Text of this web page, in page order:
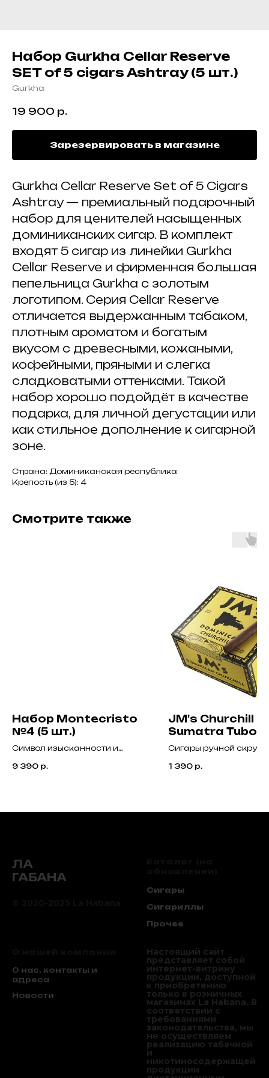
Набор Gurkha Cellar Reserve
SET of 5 cigars Ashtray (5 шт.)
Gurkha
19 900 р.
Зарезервировать в магазине
Gurkha Cellar Reserve Set of 5 Cigars
Ashtray — премиальный подарочный
набор для ценителей насыщенных
доминиканских сигар. В комплект
входят 5 сигар из линейки Gurkha
Cellar Reserve и фирменная большая
пепельница Gurkha с золотым
логотипом. Серия Cellar Reserve
отличается выдержанным табаком,
плотным ароматом и богатым
вкусом с древесными, кожаными,
кофейными, пряными и слегка
сладковатыми оттенками. Такой
набор хорошо подойдёт в качестве
подарка, для личной дегустации или
как стильное дополнение к сигарной
зоне.
Страна: Доминиканская республика
Крепость (из 5): 4
Смотрите также
Набор Montecristo
№4 (5 шт.)
Символ изысканности и
самых узнаваемых брендов в
9 390 р.
JM's Churchill
Sumatra Tubos
Сигары ручной
производства из
1 390 р.
ЛА
ГАБАНА
Сигары
Сигариллы
Прочее
О нас, контакты и
адреса
Новости
Настоящий сайт
представляет собой
интернет-витрину
продукции, доступной
к приобретению
только в розничных
магазинах La Habana. В
соответствии с
требованиями
законодательства, мы
не осуществляем
реализацию табачной
и
никотиносодержащей
продукции